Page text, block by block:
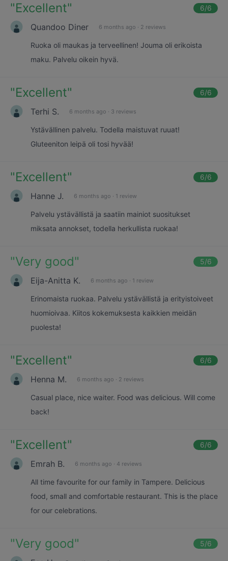
"Excellent" 6/6
Quandoo Diner 6 months ago · 2 reviews
Ruoka oli maukas ja terveellinen! Jouma oli erikoista
maku. Palvelu oikein hyvä.
"Excellent" 6/6
Terhi S. 6 months ago · 3 reviews
Ystävällinen palvelu. Todella maistuvat ruuat!
Gluteeniton leipä oli tosi hyvää!
"Excellent" 6/6
Hanne J. 6 months ago · 1 review
Palvelu ystävällistä ja saatiin mainiot suositukset
miksata annokset, todella herkullista ruokaa!
"Very good" 5/6
Eija-Anitta K. 6 months ago · 1 review
Erinomaista ruokaa. Palvelu ystävällistä ja erityistoiveet
huomioivaa. Kiitos kokemuksesta kaikkien meidän
puolesta!
"Excellent" 6/6
Henna M. 6 months ago · 2 reviews
Casual place, nice waiter. Food was delicious. Will come
back!
"Excellent" 6/6
Emrah B. 6 months ago · 4 reviews
All time favourite for our family in Tampere. Delicious
food, small and comfortable restaurant. This is the place
for our celebrations.
"Very good" 5/6